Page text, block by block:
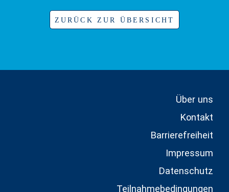
ZURÜCK ZUR ÜBERSICHT
Über uns
Kontakt
Barrierefreiheit
Impressum
Datenschutz
Teilnahmebedingungen